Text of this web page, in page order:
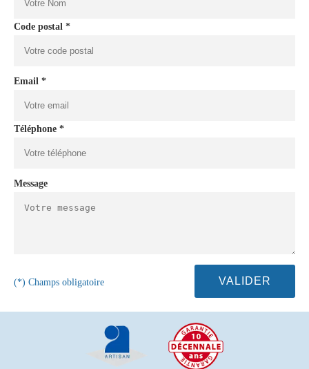
Code postal *
Email *
Téléphone *
Message
(*) Champs obligatoire